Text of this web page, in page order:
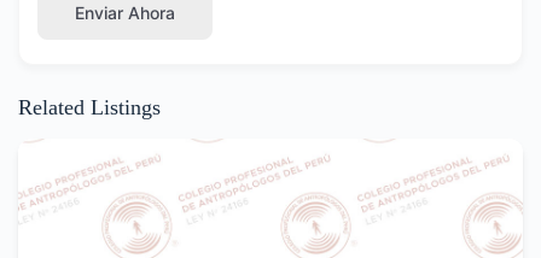
Enviar Ahora
Related Listings